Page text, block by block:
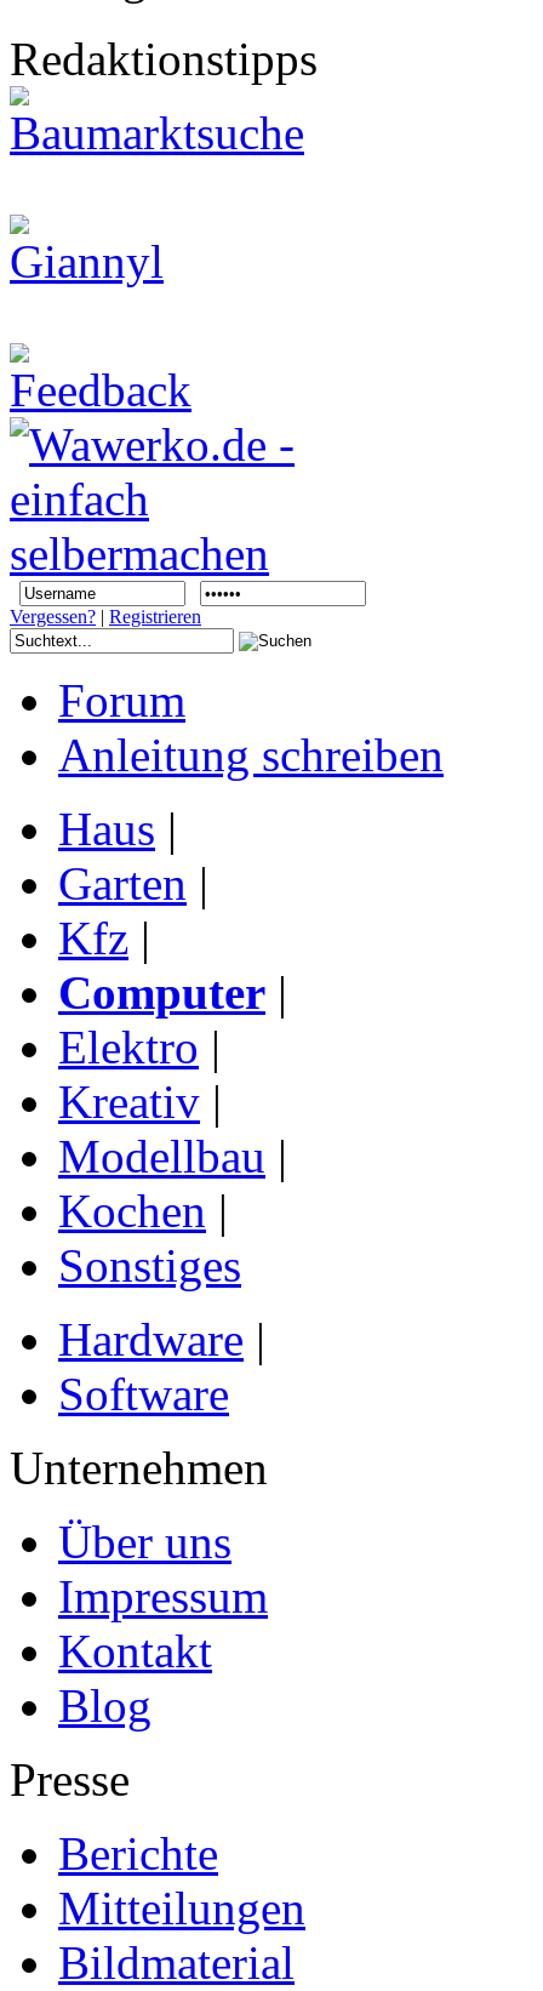
Redaktionstipps
Vergessen? | Registrieren
Forum
Anleitung schreiben
Haus |
Garten |
Kfz |
Computer |
Elektro |
Kreativ |
Modellbau |
Kochen |
Sonstiges
Hardware |
Software
Unternehmen
Über uns
Impressum
Kontakt
Blog
Presse
Berichte
Mitteilungen
Bildmaterial